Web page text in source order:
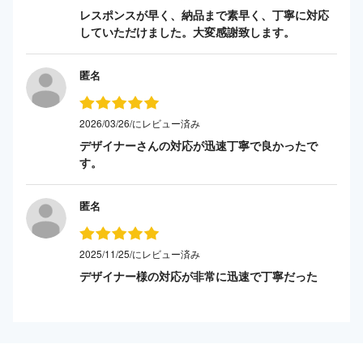
レスポンスが早く、納品まで素早く、丁寧に対応
していただけました。大変感謝致します。
匿名
2026/03/26/にレビュー済み
デザイナーさんの対応が迅速丁寧で良かったで
す。
匿名
2025/11/25/にレビュー済み
デザイナー様の対応が非常に迅速で丁寧だった